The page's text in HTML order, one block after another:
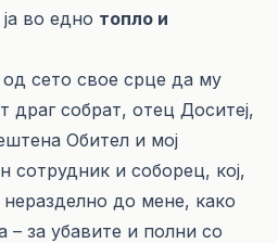
во едно топло и
од сето свое срце да му
драг собрат, отец Доситеј,
Обител и мој
сотрудник и соборец, кој,
до мене, како
за убавите и полни со